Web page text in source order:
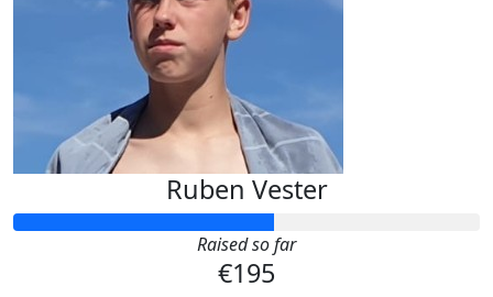
Ruben Vester
Raised so far
€195